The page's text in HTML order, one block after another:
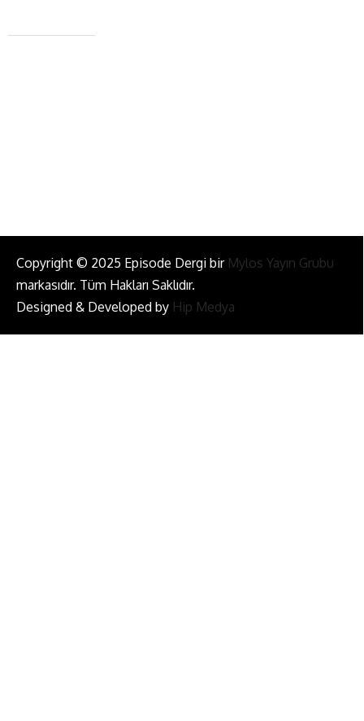
+90 543 345 46 00
Copyright © 2025 Episode Dergi bir Mylos Yayın Grubu
markasıdır. Tüm Hakları Saklıdır.
Designed & Developed by Hip Medya